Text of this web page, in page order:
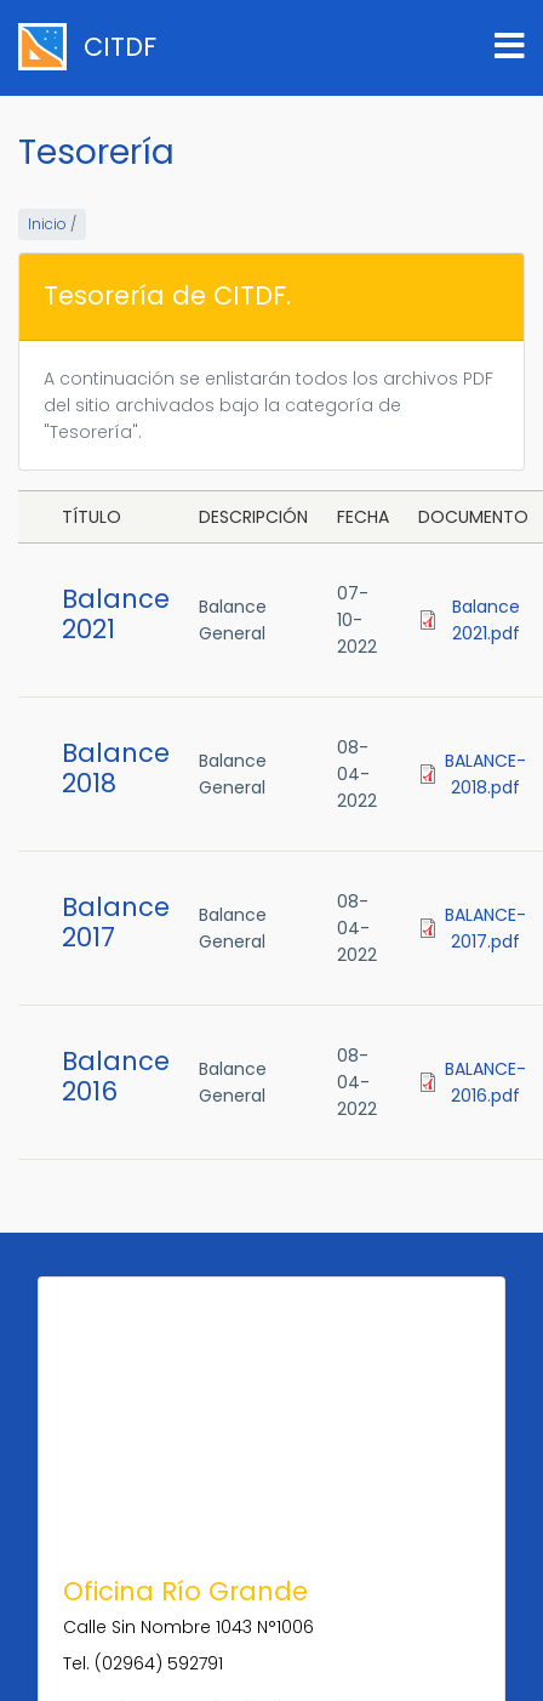
contenido
principal
CITDF
Tesorería
Inicio /
Tesorería de CITDF.
A continuación se enlistarán todos los archivos PDF
del sitio archivados bajo la categoría de
"Tesorería".
TÍTULO DESCRIPCIÓN FECHA DOCUMENTO
Balance
2021
Balance
General
07-
10-
2022
Balance
2021.pdf
Balance
2018
Balance
General
08-
04-
2022
BALANCE-
2018.pdf
Balance
2017
Balance
General
08-
04-
2022
BALANCE-
2017.pdf
Balance
2016
Balance
General
08-
04-
2022
BALANCE-
2016.pdf
Oficina Río Grande
Calle Sin Nombre 1043 N°1006
Tel. (02964) 592791